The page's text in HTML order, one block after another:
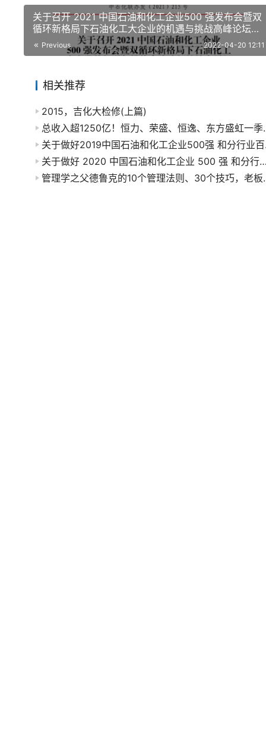
关于召开 2021 中国石油和化工企业500 强发布会暨双
循环新格局下石油化工大企业的机遇与挑战高峰论坛的
补充通知
Previous 2022-04-20 12:11
相关推荐
2015，吉化大检修(上篇)
总收入超
关于做
关于做好 2020 中国石油和化工企业 500 强 和分
管理学之父德